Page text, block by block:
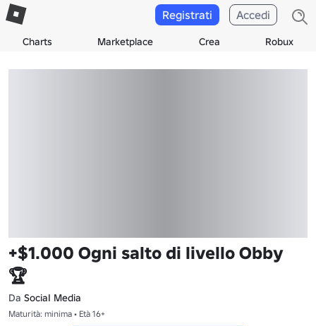
Charts Marketplace Crea Robux
Registrati Accedi
+$1.000 Ogni salto di livello Obby
🏆
Da SociaI Media
Maturità: minima • Età 16+